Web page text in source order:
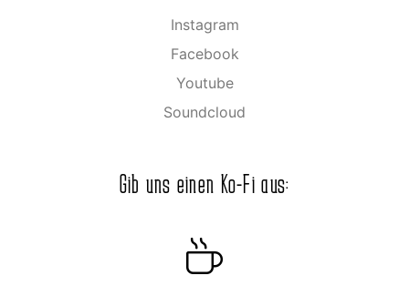
Instagram
Facebook
Youtube
Soundcloud
Gib uns einen Ko-Fi aus: